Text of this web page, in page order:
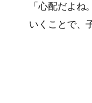
「心配だよ
いくことで、